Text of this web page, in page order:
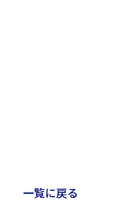
一覧に戻る